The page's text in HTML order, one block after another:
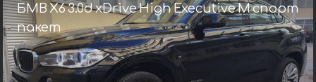
БМВ X6 3.0d xDrive High Executive M спорт
пакет